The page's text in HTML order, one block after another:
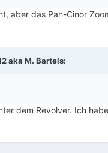
aber das Pan-Cinor
aka M. Bartels:
dem Revolver. Ich